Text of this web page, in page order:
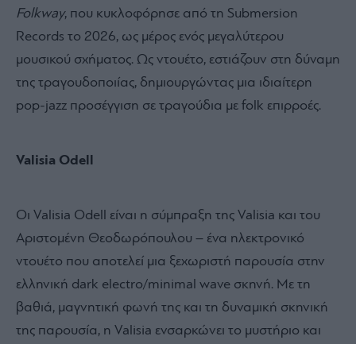
Folkway, που κυκλοφόρησε από τη Submersion
Records το 2026, ως μέρος ενός μεγαλύτερου
μουσικού σχήματος. Ως ντουέτο, εστιάζουν στη δύναμη
της τραγουδοποιίας, δημιουργώντας μια ιδιαίτερη
pop-jazz προσέγγιση σε τραγούδια με folk επιρροές.
Valisia Odell
Οι Valisia Odell είναι η σύμπραξη της Valisia και του
Αριστομένη Θεοδωρόπουλου – ένα ηλεκτρονικό
ντουέτο που αποτελεί μια ξεχωριστή παρουσία στην
ελληνική dark electro/minimal wave σκηνή. Με τη
βαθιά, μαγνητική φωνή της και τη δυναμική σκηνική
της παρουσία, η Valisia ενσαρκώνει το μυστήριο και